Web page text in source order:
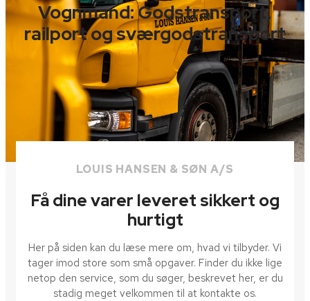
Vognmand: Godstransport,
railport og sværgodstransport
LOUIS HANSEN & SØN A/S
Få dine varer leveret sikkert og
hurtigt
Her på siden kan du læse mere om, hvad vi tilbyder. Vi
tager imod store som små opgaver. Finder du ikke lige
netop den service, som du søger, beskrevet her, er du
stadig meget velkommen til at kontakte os.